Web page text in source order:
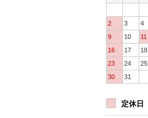
2
3 4
9
10 11
16
17 18
23
24 25
30
31
定休日